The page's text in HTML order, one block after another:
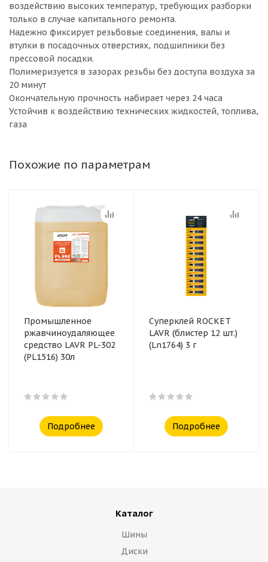
воздействию высоких температур, требующих разборки
только в случае капитального ремонта.
Надежно фиксирует резьбовые соединения, валы и
втулки в посадочных отверстиях, подшипники без
прессовой посадки.
Полимеризуется в зазорах резьбы без доступа воздуха за
20 минут
Окончательную прочность набирает через 24 часа
Устойчив к воздействию технических жидкостей, топлива,
газа
Похожие по параметрам
Промышленное
ржавчиноудаляющее
средство LAVR PL-302
(PL1516) 30л
Подробнее
Суперклей ROCKET
LAVR (блистер 12 шт.)
(Ln1764) 3 г
Подробнее
Каталог
Шины
Диски